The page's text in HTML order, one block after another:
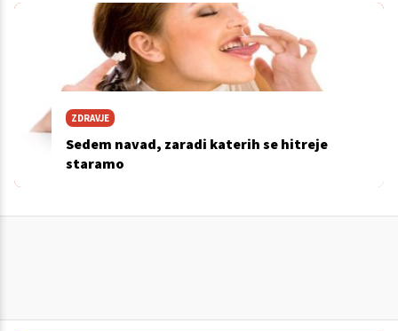
ZDRAVJE
Sedem navad, zaradi katerih se hitreje
staramo